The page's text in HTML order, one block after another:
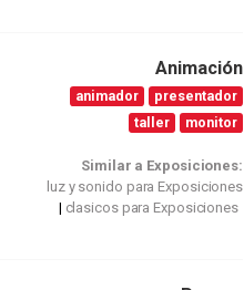
Animación
animador
presentador
taller
monitor
Similar a Exposiciones:
luz y sonido para Exposiciones
clasicos para Exposiciones